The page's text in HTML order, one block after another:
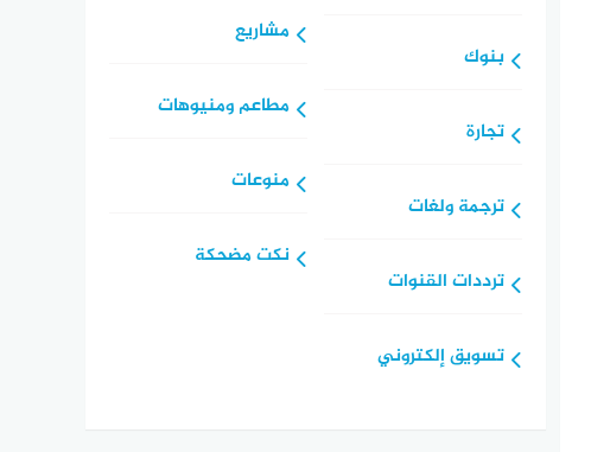
بنوك
تجارة
ترجمة ولغات
ترددات القنوات
تسويق إلكتروني
مشاريع
مطاعم ومنيوهات
منوعات
نكت مضحكة